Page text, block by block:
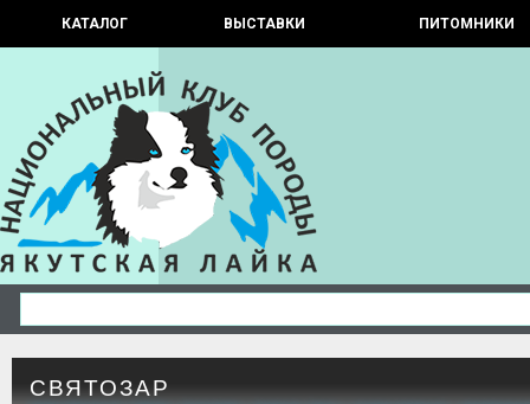
КАТАЛОГ ВЫСТАВКИ ПИТОМНИКИ
СВЯТОЗАР